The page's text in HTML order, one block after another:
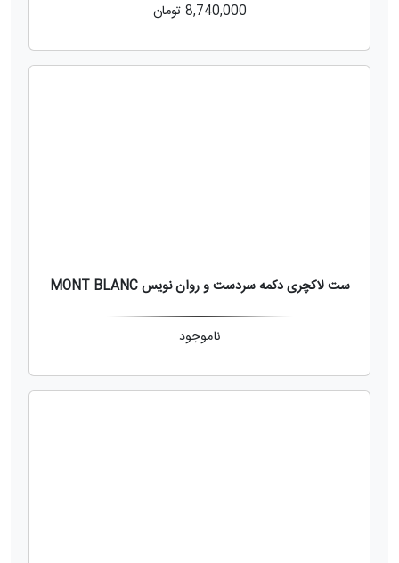
8,740,000 تومان
ست لاکچری دکمه سردست و روان نویس MONT BLANC
ناموجود